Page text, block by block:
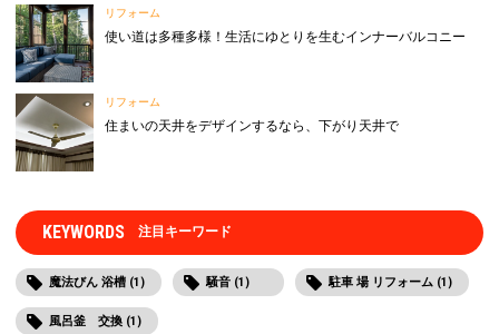
リフォーム
使い道は多種多様！生活にゆとりを生むインナーバルコニー
リフォーム
住まいの天井をデザインするなら、下がり天井で
KEYWORDS 注目キーワード
魔法びん 浴槽 (1) 騒音 (1) 駐車 場 リフォーム (1)
風呂釜 交換 (1)